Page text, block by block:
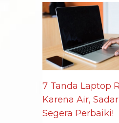
7 Tanda Laptop
Karena Air,
Segera Perbaiki!